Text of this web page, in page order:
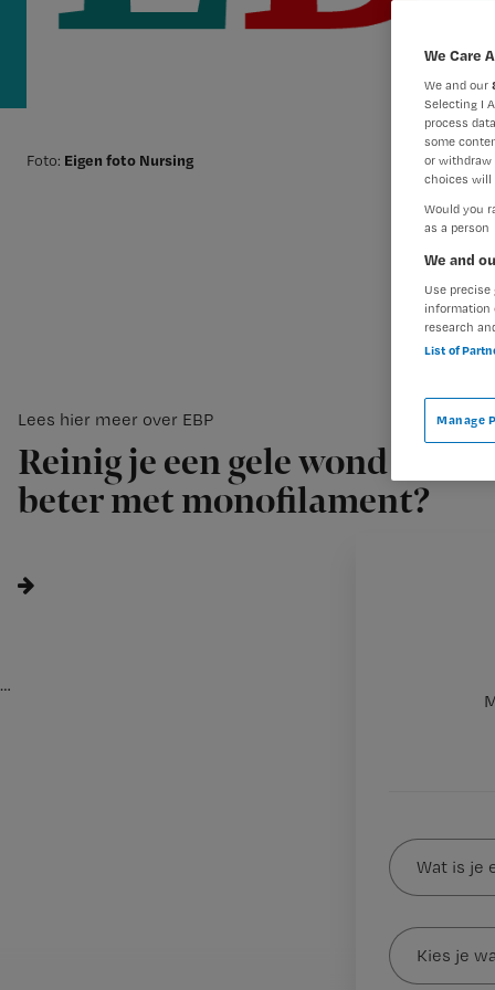
Foto: Eigen foto Nursing
Wat
is
je
mailadres?
*
Kies
je
wachtwoord
Lees hier meer over EBP
Reinig je een gele wond
beter met monofilament?
…
We Care
We and our
Selecting I
process
some
or withdraw
choices will
Would you
as a person
We and
Use
information
research
List of
Manage